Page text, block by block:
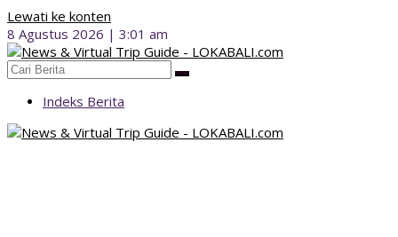
Lewati ke konten
8 Agustus 2026 | 3:01 am
Indeks Berita